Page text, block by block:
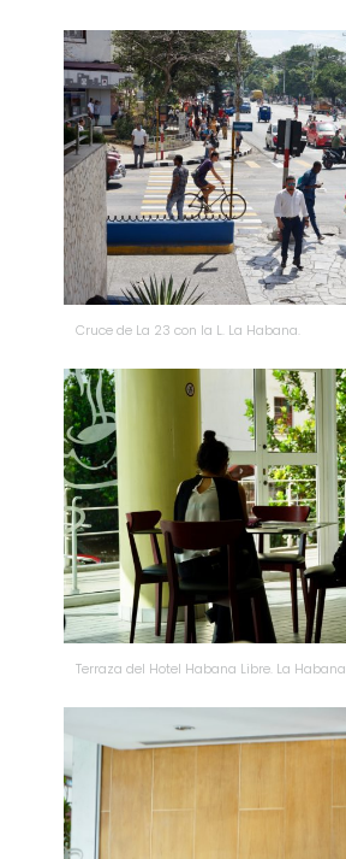
Cruce de La 23 con la L. La Habana.
Terraza del Hotel Habana Libre. La Habana.